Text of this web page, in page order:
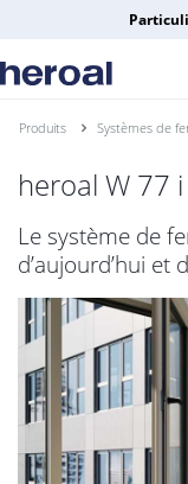
Produits Systèmes de
heroal W 77 i
Le système de
d’aujourd’hui et